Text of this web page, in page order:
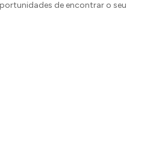
de encontrar o seu